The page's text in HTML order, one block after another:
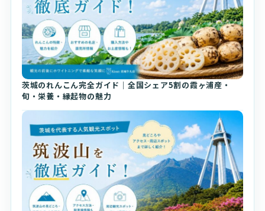
茨城のれんこん完全ガイド｜全国シェア5割の霞ヶ浦産・
旬・栄養・縁起物の魅力